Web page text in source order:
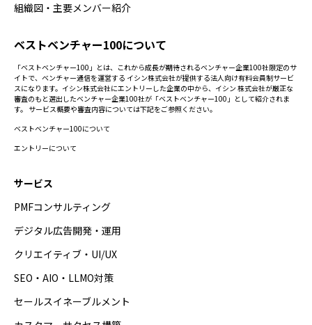
組織図・主要メンバー紹介
ベストベンチャー100について
「ベストベンチャー100」とは、これから成長が期待されるベンチャー企業100社限定のサ
イトで、ベンチャー通信を運営する イシン株式会社が提供する法人向け有料会員制サービ
スになります。イシン株式会社にエントリーした企業の中から、イシン 株式会社が厳正な
審査のもと選出したベンチャー企業100社が「ベストベンチャー100」として紹介されま
す。 サービス概要や審査内容については下記をご参照ください。
ベストベンチャー100について
エントリーについて
サービス
PMFコンサルティング
デジタル広告開発・運用
クリエイティブ・UI/UX
SEO・AIO・LLMO対策
セールスイネーブルメント